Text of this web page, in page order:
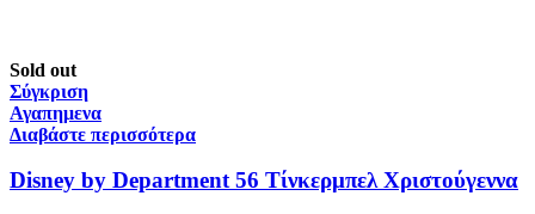
Sold out
Σύγκριση
Αγαπημενα
Διαβάστε περισσότερα
Disney by Department 56 Τίνκερμπελ Χριστούγεννα